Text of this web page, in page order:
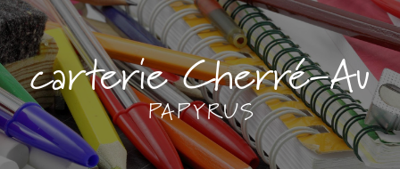
carterie Cherré-Au
PAPYRUS